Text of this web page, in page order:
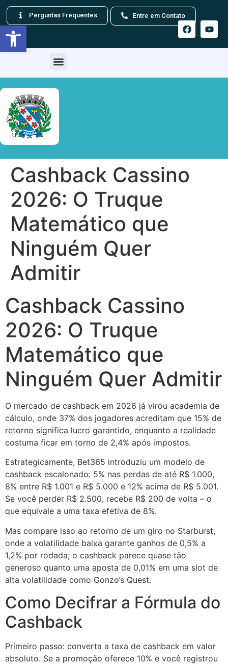
Barra de Ferramentas Aberta
Perguntas Frequentes Entre em Contato
Cashback Cassino
2026: O Truque
Matemático que
Ninguém Quer
Admitir
Cashback Cassino
2026: O Truque
Matemático que
Ninguém Quer Admitir
O mercado de cashback em 2026 já virou academia de
cálculo, onde 37% dos jogadores acreditam que 15% de
retorno significa lucro garantido, enquanto a realidade
costuma ficar em torno de 2,4% após impostos.
Estrategicamente, Bet365 introduziu um modelo de
cashback escalonado: 5% nas perdas de até R$ 1.000,
8% entre R$ 1.001 e R$ 5.000 e 12% acima de R$ 5.001.
Se você perder R$ 2.500, recebe R$ 200 de volta – o
que equivale a uma taxa efetiva de 8%.
Mas compare isso ao retorno de um giro no Starburst,
onde a volatilidade baixa garante ganhos de 0,5% a
1,2% por rodada; o cashback parece quase tão
generoso quanto uma aposta de 0,01% em uma slot de
alta volatilidade como Gonzo’s Quest.
Como Decifrar a Fórmula do
Cashback
Primeiro passo: converta a taxa de cashback em valor
absoluto. Se a promoção oferece 10% e você registrou